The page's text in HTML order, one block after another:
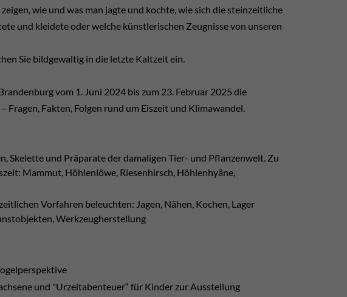
wie und was man jagte und kochte, wie sich die steinzeitliche
und kleidete oder welche künstlerischen Zeugnisse von unseren
Sie bildgewaltig in die letzte Kaltzeit ein.
vom 1. Juni 2024 bis zum 23. Februar 2025 die
Fragen, Fakten, Folgen rund um Eiszeit und Klimawandel.
Skelette und Präparate der damaligen Tier- und Pflanzenwelt. Zu
Mammut, Höhlenlöwe, Riesenhirsch, Höhlenhyäne,
Vorfahren beleuchten: Jagen, Nähen, Kochen, Lager
Werkzeugherstellung
und "Urzeitabenteuer“ für Kinder zur Ausstellung